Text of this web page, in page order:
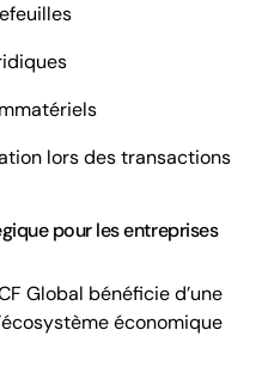
lors des transactions
pour les entreprises
Global bénéficie d’une
économique